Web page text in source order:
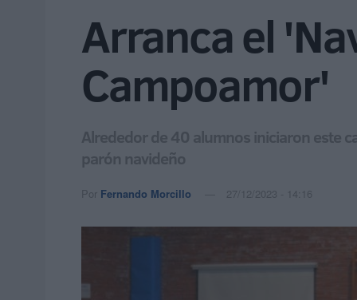
Arranca el
Campoamor'
Alrededor de 40 alumnos iniciaron este
parón navideño
Por Fernando Morcillo 27/12/2023 - 14:16